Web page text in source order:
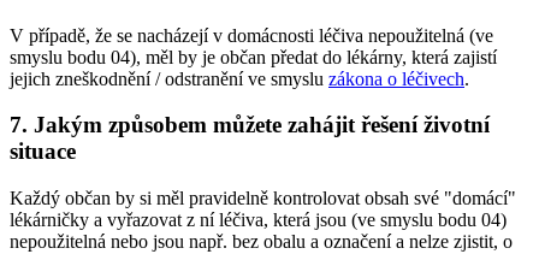
V případě, že se nacházejí v domácnosti léčiva nepoužitelná (ve
smyslu bodu 04), měl by je občan předat do lékárny, která zajistí
jejich zneškodnění / odstranění ve smyslu zákona o léčivech.
7. Jakým způsobem můžete zahájit řešení životní
situace
Každý občan by si měl pravidelně kontrolovat obsah své "domácí"
lékárničky a vyřazovat z ní léčiva, která jsou (ve smyslu bodu 04)
nepoužitelná nebo jsou např. bez obalu a označení a nelze zjistit, o